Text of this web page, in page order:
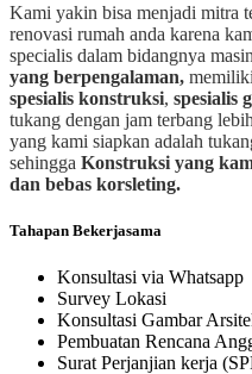
Kami yakin bisa menjadi mitra
renovasi rumah anda karena
specialis dalam bidangnya
yang berpengalaman, memiliki
spesialis konstruksi, spesialis
tukang dengan jam terbang
yang kami siapkan adalah
sehingga Konstruksi yang
dan bebas korsleting.
Tahapan Bekerjasama
Konsultasi via Whatsapp
Survey Lokasi
Konsultasi Gambar
Pembuatan Rencana
Surat Perjanjian kerja